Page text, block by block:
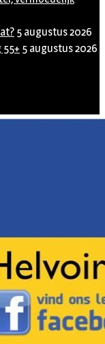
5 augustus 2026
55+ 5 augustus 2026